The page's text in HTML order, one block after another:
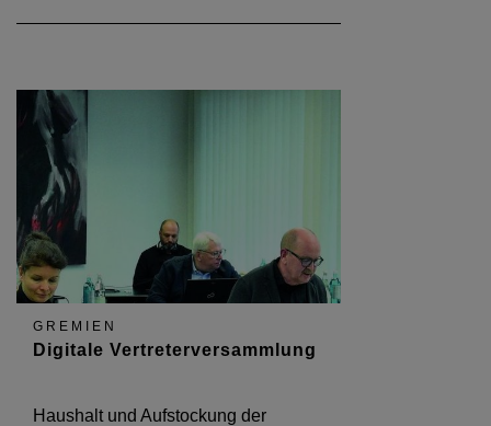
GREMIEN
Digitale Vertreterversammlung
Haushalt und Aufstockung der